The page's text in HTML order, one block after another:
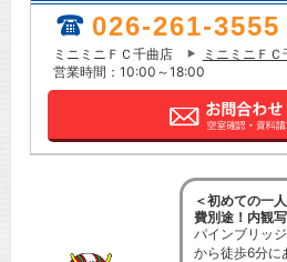
026-261-3555
ミニミニＦＣ千曲店
ミニミニＦＣ
営業時間：10:00～18:00
＜初めての一
費別途！内観
パインブリッ
から徒歩6分に